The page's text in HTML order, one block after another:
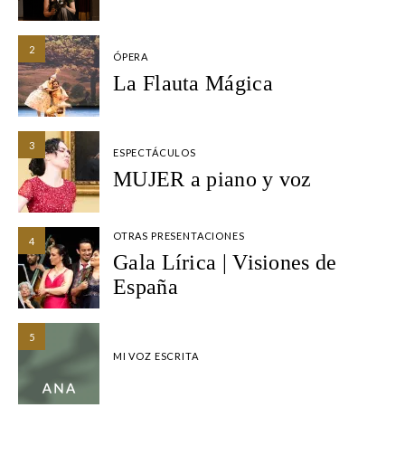
2
ÓPERA
La Flauta Mágica
3
ESPECTÁCULOS
MUJER a piano y voz
4 OTRAS PRESENTACIONES
Gala Lírica | Visiones de
España
5
MI VOZ ESCRITA